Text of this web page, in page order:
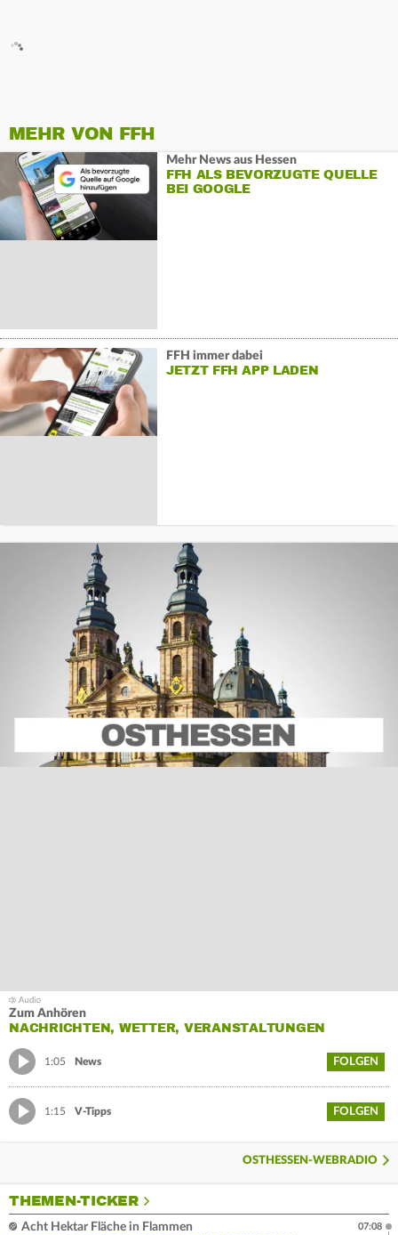
MEHR VON FFH
Mehr News aus Hessen
FFH ALS BEVORZUGTE QUELLE
BEI GOOGLE
FFH immer dabei
JETZT FFH APP LADEN
Zum Anhören
NACHRICHTEN, WETTER, VERANSTALTUNGEN
1:05 News FOLGEN
1:15 V-Tipps FOLGEN
OSTHESSEN-WEBRADIO
THEMEN-TICKER
Acht Hektar Fläche in Flammen
07:08